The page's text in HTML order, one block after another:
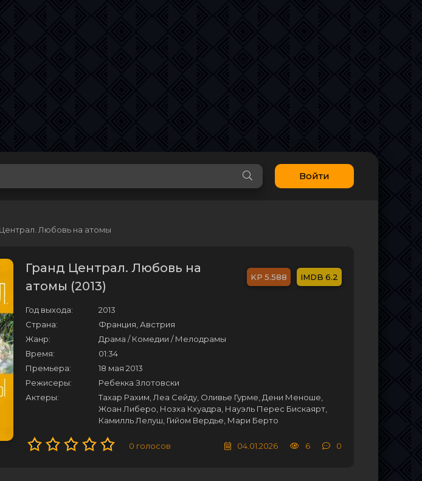
Войти
Централ. Любовь на атомы
Гранд Централ. Любовь на
атомы (2013)
5.588 6.2
Год выхода:
2013
Страна:
Франция, Австрия
Жанр:
Драма / Комедии / Мелодрамы
Время:
01:34
Премьера:
18 мая 2013
Режисеры:
Ребекка Злотовски
Актеры:
Тахар Рахим, Леа Сейду, Оливье Гурме, Дени Меноше,
Жоан Либеро, Нозха Кхуадра, Науэль Перес Бискаярт,
Камилль Лелуш, Гийом Вердье, Мари Берто
0 голосов 04.01.2026 6 0